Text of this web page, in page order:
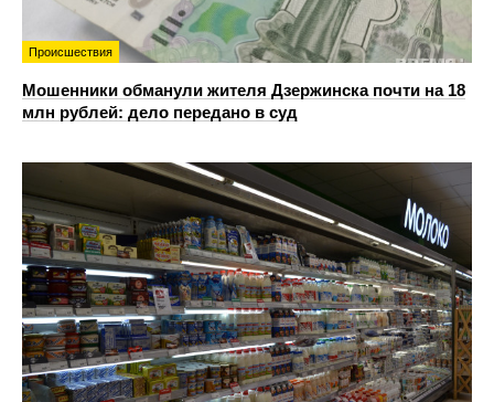
Происшествия
Мошенники обманули жителя Дзержинска почти на 18
млн рублей: дело передано в суд